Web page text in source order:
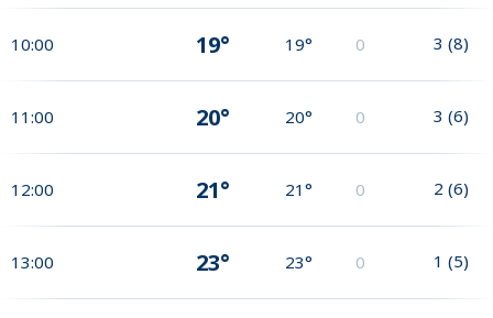
10:00 19° 19° 0 3 (8)
11:00 20° 20° 0 3 (6)
12:00 21° 21° 0 2 (6)
13:00 23° 23° 0 1 (5)